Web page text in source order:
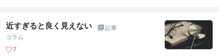
きる場所〜
近すぎると良く見えない
記事
コラム
7